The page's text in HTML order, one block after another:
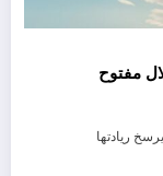
استدلال مفتوح
ريادتها